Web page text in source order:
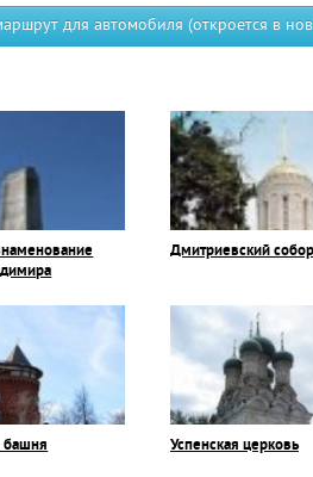
для автомобиля (откроется в
Дмитриевский собор
башня Успенская церковь